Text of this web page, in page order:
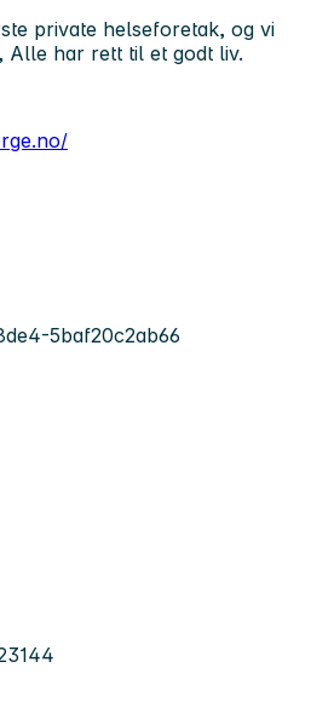
private helseforetak, og vi
Alle har rett til et godt liv.
5baf20c2ab66